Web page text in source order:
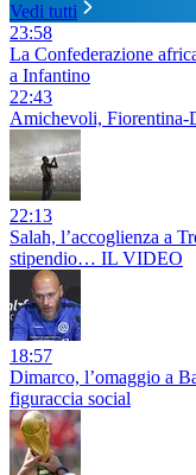
Vedi tutti
23:58
La Confederazione
a Infantino
22:43
Amichevoli, Fiorentina-
22:13
Salah, l’accoglienza a
stipendio… IL VIDEO
18:57
Dimarco, l’omaggio a
figuraccia social